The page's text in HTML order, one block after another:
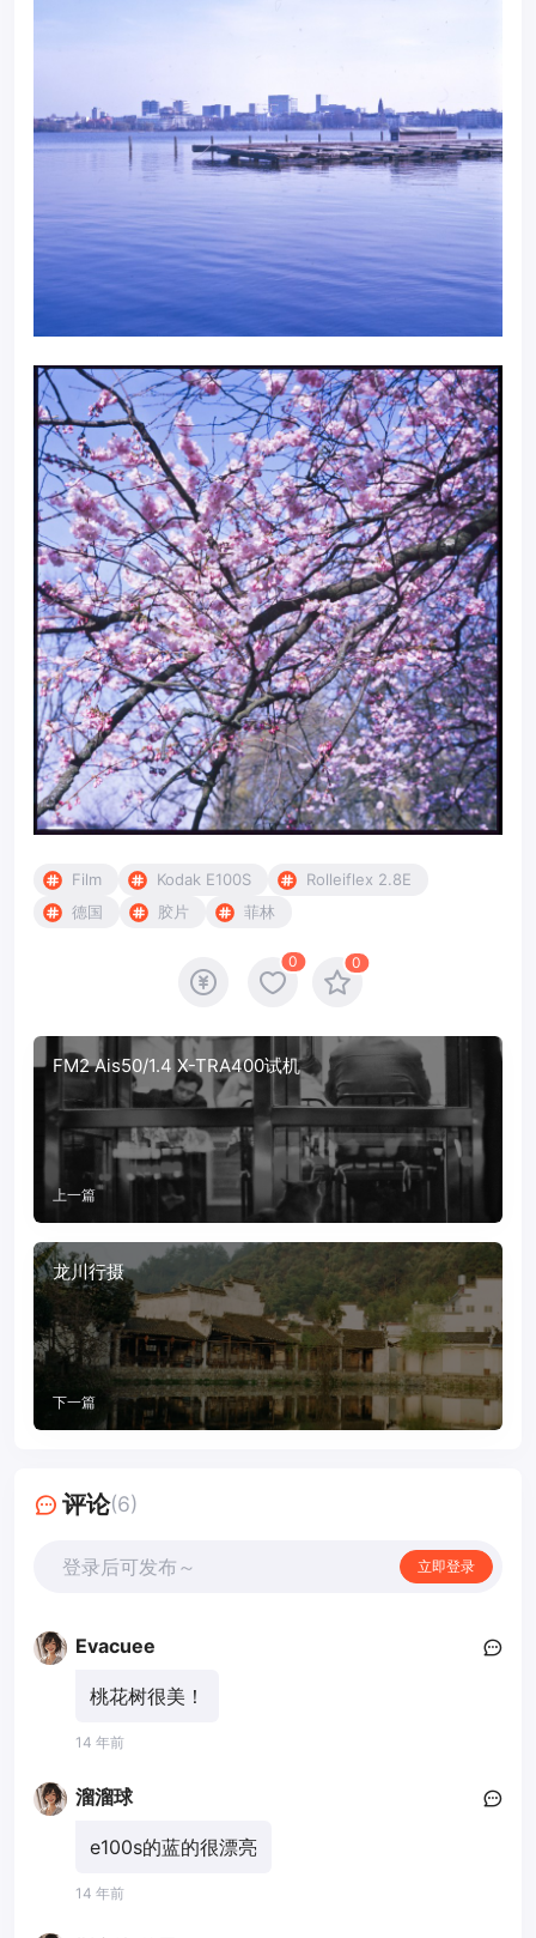
Film Kodak E100S
Rolleiflex 2.8E
德国
胶片 菲林
0 0
FM2 Ais50/1.4 X-TRA400试机
上一篇
龙川行摄
下一篇
评论(6)
登录后可发布～ 立即登录
Evacuee
桃花树很美！
14 年前
溜溜球
e100s的蓝的很漂亮
14 年前